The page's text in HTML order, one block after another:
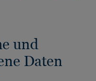
und
Daten